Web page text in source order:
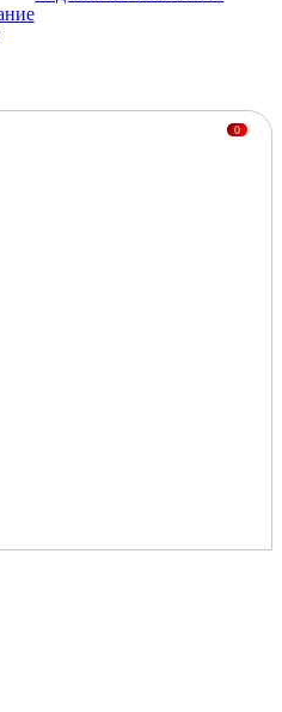
0